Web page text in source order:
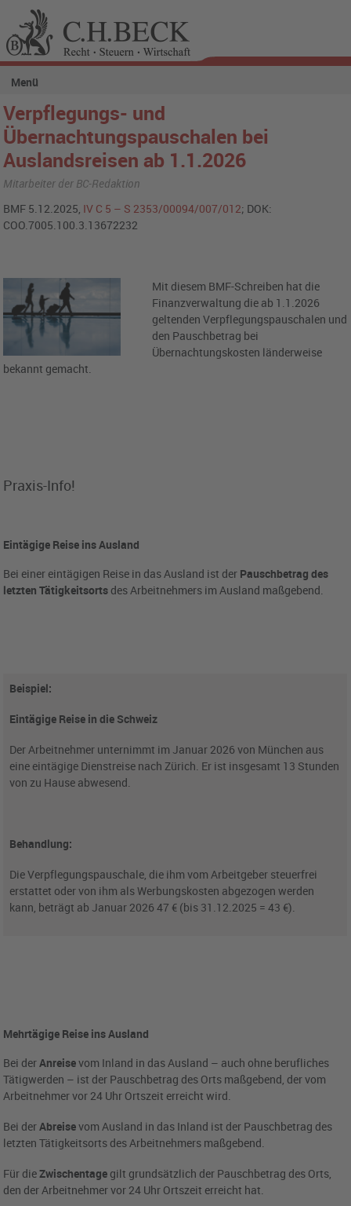
Menü
Verpflegungs- und
Übernachtungspauschalen bei
Auslandsreisen ab 1.1.2026
Mitarbeiter der BC-Redaktion
BMF 5.12.2025, IV C 5 – S 2353/00094/007/012; DOK:
COO.7005.100.3.13672232
Mit diesem BMF-Schreiben hat die
Finanzverwaltung die ab 1.1.2026
geltenden Verpflegungspauschalen und
den Pauschbetrag bei
Übernachtungskosten länderweise
bekannt gemacht.
Praxis-Info!
Eintägige Reise ins Ausland
Bei einer eintägigen Reise in das Ausland ist der Pauschbetrag des
letzten Tätigkeitsorts des Arbeitnehmers im Ausland maßgebend.
Beispiel:
Eintägige Reise in die Schweiz
Der Arbeitnehmer unternimmt im Januar 2026 von München aus
eine eintägige Dienstreise nach Zürich. Er ist insgesamt 13 Stunden
von zu Hause abwesend.
Behandlung:
Die Verpflegungspauschale, die ihm vom Arbeitgeber steuerfrei
erstattet oder von ihm als Werbungskosten abgezogen werden
kann, beträgt ab Januar 2026 47 € (bis 31.12.2025 = 43 €).
Mehrtägige Reise ins Ausland
Bei derAnreisevom Inland in das Ausland – auch ohne berufliches
Tätigwerden – ist der Pauschbetrag des Orts maßgebend, der vom
Arbeitnehmer vor 24 Uhr Ortszeit erreicht wird.
Bei derAbreisevom Ausland in das Inland ist der Pauschbetrag des
letzten Tätigkeitsorts des Arbeitnehmers maßgebend.
Für dieZwischentage gilt grundsätzlich der Pauschbetrag des Orts,
den der Arbeitnehmer vor 24 Uhr Ortszeit erreicht hat.